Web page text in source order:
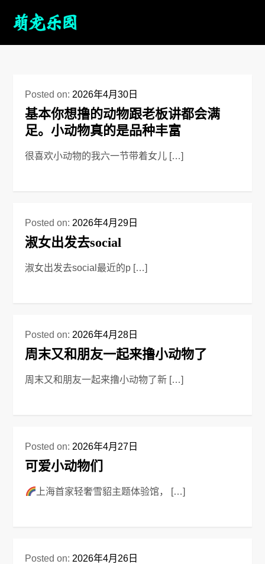
Posted on: 2026年4月30日
基本你想撸的动物跟老板讲都会满
足。小动物真的是品种丰富
很喜欢小动物的我六一节带着女儿 […]
Posted on: 2026年4月29日
淑女出发去social
淑女出发去social最近的p […]
Posted on: 2026年4月28日
周末又和朋友一起来撸小动物了
周末又和朋友一起来撸小动物了新 […]
Posted on: 2026年4月27日
可爱小动物们
上海首家轻奢雪貂主题体验馆， […]
Posted on: 2026年4月26日